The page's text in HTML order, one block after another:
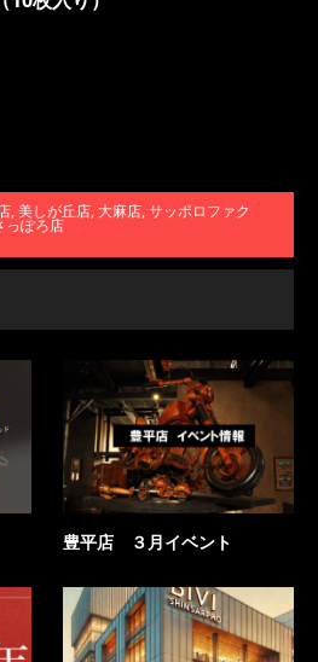
,美しが丘店, 大麻店,サッポロファク
っぽろ店
豊平店 ３月イベント